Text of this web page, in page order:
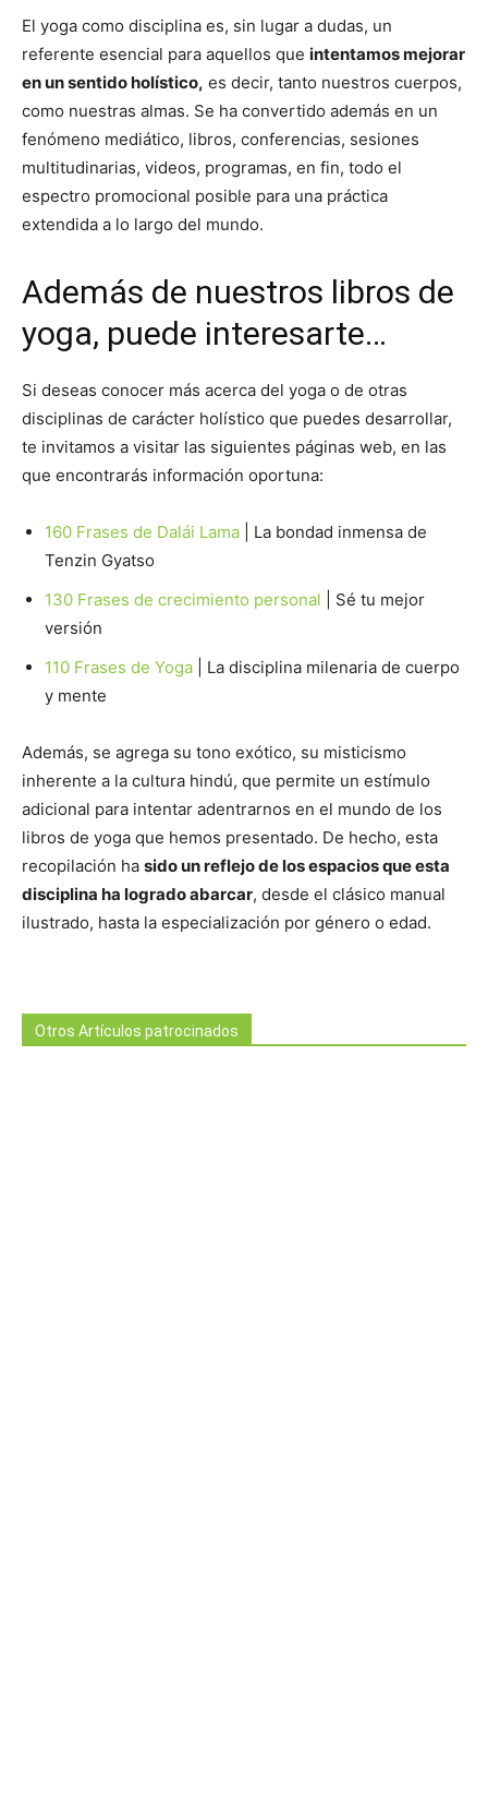
El yoga como disciplina es, sin lugar a dudas, un
referente esencial para aquellos que intentamos mejorar
en un sentido holístico, es decir, tanto nuestros cuerpos,
como nuestras almas. Se ha convertido además en un
fenómeno mediático, libros, conferencias, sesiones
multitudinarias, videos, programas, en fin, todo el
espectro promocional posible para una práctica
extendida a lo largo del mundo.
Además de nuestros libros de
yoga, puede interesarte…
Si deseas conocer más acerca del yoga o de otras
disciplinas de carácter holístico que puedes desarrollar,
te invitamos a visitar las siguientes páginas web, en las
que encontrarás información oportuna:
160 Frases de Dalái Lama | La bondad inmensa de
Tenzin Gyatso
130 Frases de crecimiento personal | Sé tu mejor
versión
110 Frases de Yoga | La disciplina milenaria de cuerpo
y mente
Además, se agrega su tono exótico, su misticismo
inherente a la cultura hindú, que permite un estímulo
adicional para intentar adentrarnos en el mundo de los
libros de yoga que hemos presentado. De hecho, esta
recopilación ha sido un reflejo de los espacios que esta
disciplina ha logrado abarcar, desde el clásico manual
ilustrado, hasta la especialización por género o edad.
Otros Artículos patrocinados